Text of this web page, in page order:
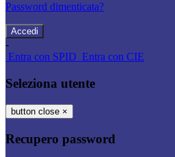
Password dimenticata?
-
Entra con SPID Entra con CIE
Seleziona utente
button close ×
Recupero password